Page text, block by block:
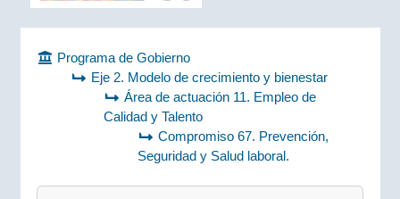
Programa de Gobierno
Eje 2. Modelo de crecimiento y bienestar
Área de actuación 11. Empleo de
Calidad y Talento
Compromiso 67. Prevención,
Seguridad y Salud laboral.